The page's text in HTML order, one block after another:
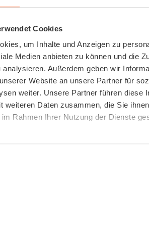
Cookies
um Inhalte und Anzeigen zu
Medien anbieten zu können und die
analysieren. Außerdem geben wir
Website an unsere Partner für
weiter. Unsere Partner führen diese
weiteren Daten zusammen, die Sie
Rahmen Ihrer Nutzung der Dienste
einfach erstellen
unsicher, ob
Unternehmen